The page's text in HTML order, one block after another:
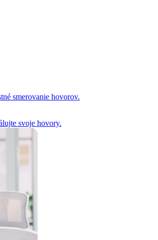
smerovanie hovorov.
svoje hovory.